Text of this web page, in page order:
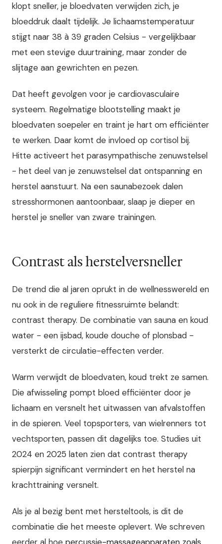
klopt sneller, je bloedvaten verwijden zich, je
bloeddruk daalt tijdelijk. Je lichaamstemperatuur
stijgt naar 38 à 39 graden Celsius - vergelijkbaar
met een stevige duurtraining, maar zonder de
slijtage aan gewrichten en pezen.
Dat heeft gevolgen voor je cardiovasculaire
systeem. Regelmatige blootstelling maakt je
bloedvaten soepeler en traint je hart om efficiënter
te werken. Daar komt de invloed op cortisol bij.
Hitte activeert het parasympathische zenuwstelsel
- het deel van je zenuwstelsel dat ontspanning en
herstel aanstuurt. Na een saunabezoek dalen
stresshormonen aantoonbaar, slaap je dieper en
herstel je sneller van zware trainingen.
Contrast als herstelversneller
De trend die al jaren oprukt in de wellnesswereld en
nu ook in de reguliere fitnessruimte belandt:
contrast therapy. De combinatie van sauna en koud
water - een ijsbad, koude douche of plonsbad -
versterkt de circulatie-effecten verder.
Warm verwijdt de bloedvaten, koud trekt ze samen.
Die afwisseling pompt bloed efficiënter door je
lichaam en versnelt het uitwassen van afvalstoffen
in de spieren. Veel topsporters, van wielrenners tot
vechtsporten, passen dit dagelijks toe. Studies uit
2024 en 2025 laten zien dat contrast therapy
spierpijn significant vermindert en het herstel na
krachttraining versnelt.
Als je al bezig bent met hersteltools, is dit de
combinatie die het meeste oplevert. We schreven